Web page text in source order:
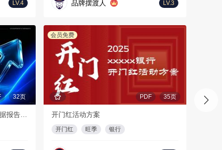
LV.4 品牌摆渡人 LV.3
32页
2026年上半年海外短剧及AI剧数据报告-DataEye
会员免费
PDF 35页
开门红活动方案
开门红 旺季 银行